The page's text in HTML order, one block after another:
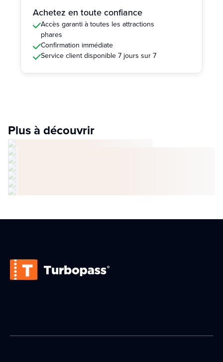
Achetez en toute confiance
Accès garanti à toutes les attractions
phares
Confirmation immédiate
Service client disponible 7 jours sur 7
Plus à découvrir